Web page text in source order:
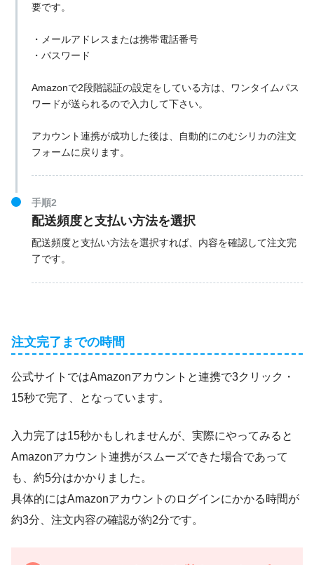
要です。
・メールアドレスまたは携帯電話番号
・パスワード
Amazonで2段階認証の設定をしている方は、ワンタイムパス
ワードが送られるので入力して下さい。
アカウント連携が成功した後は、自動的にのむシリカの注文
フォームに戻ります。
手順2
配送頻度と支払い方法を選択
配送頻度と支払い方法を選択すれば、内容を確認して注文完
了です。
注文完了までの時間
公式サイトではAmazonアカウントと連携で3クリック・
15秒で完了、となっています。
入力完了は15秒かもしれませんが、実際にやってみると
Amazonアカウント連携がスムーズできた場合であって
も、約5分はかかりました。
具体的にはAmazonアカウントのログインにかかる時間が
約3分、注文内容の確認が約2分です。